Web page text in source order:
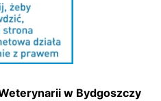
w Bydgoszczy